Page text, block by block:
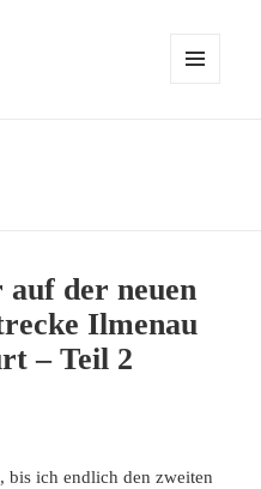
der neuen
Ilmenau
– Teil 2
bis ich endlich den zweiten